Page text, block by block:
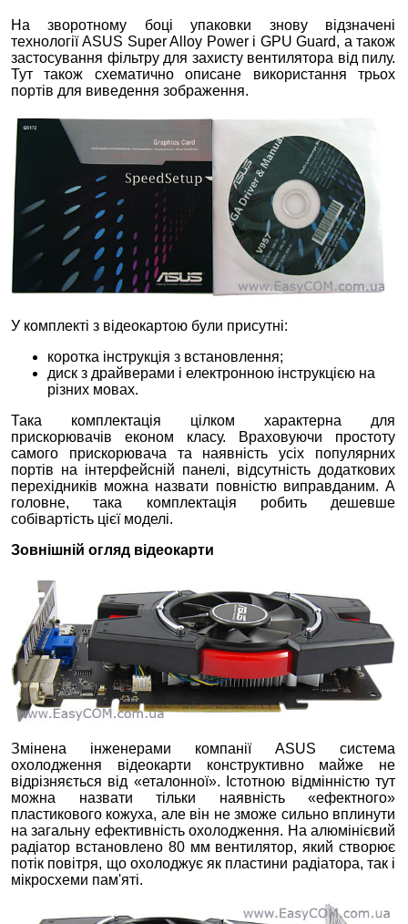
На зворотному боці упаковки знову відзначені
технології ASUS Super Alloy Power і GPU Guard, а також
застосування фільтру для захисту вентилятора від пилу.
Тут також схематично описане використання трьох
портів для виведення зображення.
У комплекті з відеокартою були присутні:
коротка інструкція з встановлення;
диск з драйверами і електронною інструкцією на
різних мовах.
Така комплектація цілком характерна для
прискорювачів економ класу. Враховуючи простоту
самого прискорювача та наявність усіх популярних
портів на інтерфейсній панелі, відсутність додаткових
перехідників можна назвати повністю виправданим. А
головне, така комплектація робить дешевше
собівартість цієї моделі.
Зовнішній огляд відеокарти
Змінена інженерами компанії ASUS система
охолодження відеокарти конструктивно майже не
відрізняється від «еталонної». Істотною відмінністю тут
можна назвати тільки наявність «ефектного»
пластикового кожуха, але він не зможе сильно вплинути
на загальну ефективність охолодження. На алюмінієвий
радіатор встановлено 80 мм вентилятор, який створює
потік повітря, що охолоджує як пластини радіатора, так і
мікросхеми пам'яті.